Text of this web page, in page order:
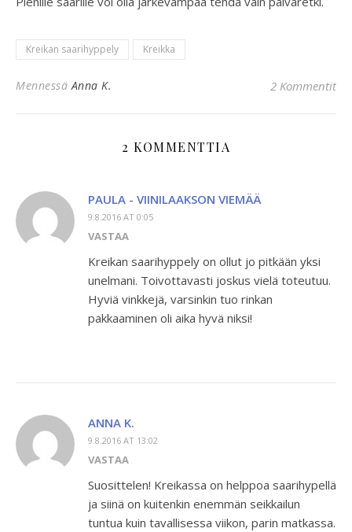
Kreikan saarihyppely Kreikka
MennessäAnna K. 2 Kommentit
2 KOMMENTTIA
PAULA - VIINILAAKSON VIEMÄÄ
9.8.2016 AT 0:05
VASTAA
Kreikan saarihyppely on ollut jo pitkään yksi
unelmani. Toivottavasti joskus vielä toteutuu.
Hyviä vinkkejä, varsinkin tuo rinkan
pakkaaminen oli aika hyvä niksi!
ANNA K.
9.8.2016 AT 13:02
VASTAA
Suosittelen! Kreikassa on helppoa saarihypellä
ja siinä on kuitenkin enemmän seikkailun
tuntua kuin tavallisessa viikon, parin matkassa.